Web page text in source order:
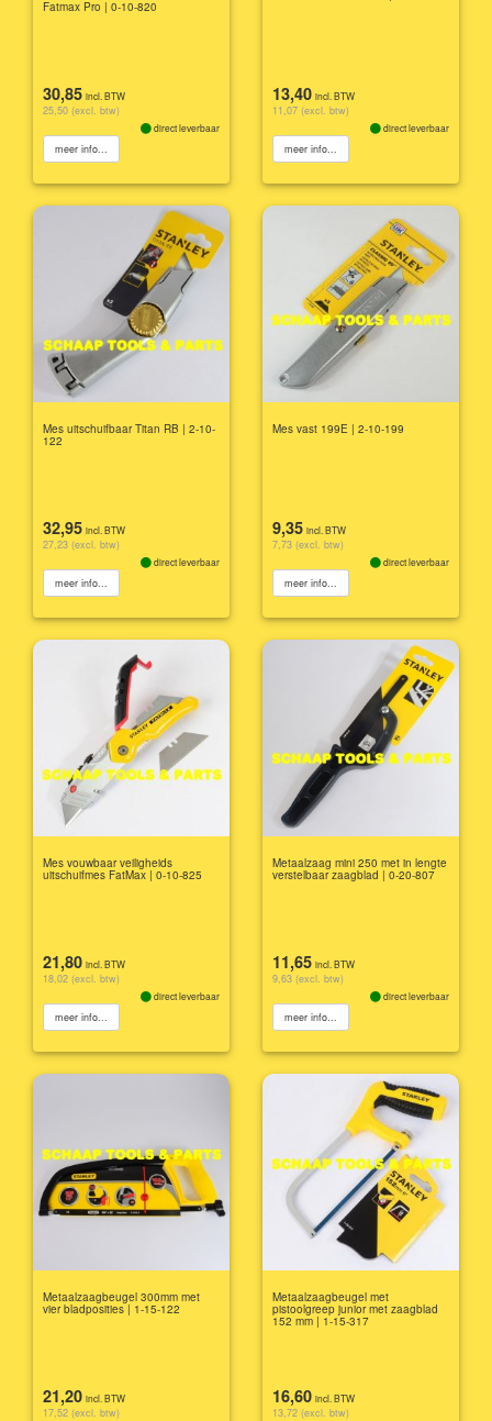
Fatmax Pro | 0-10-820
30,85 incl. BTW
25,50 (excl. btw)
direct leverbaar
meer info...
13,40 incl. BTW
11,07 (excl. btw)
direct leverbaar
meer info...
Mes uitschuifbaar Titan RB | 2-10-
122
32,95 incl. BTW
27,23 (excl. btw)
direct leverbaar
meer info...
Mes vast 199E | 2-10-199
9,35 incl. BTW
7,73 (excl. btw)
direct leverbaar
meer info...
Mes vouwbaar veiligheids
uitschuifmes FatMax | 0-10-825
21,80 incl. BTW
18,02 (excl. btw)
direct leverbaar
meer info...
Metaalzaag mini 250 met in lengte
verstelbaar zaagblad | 0-20-807
11,65 incl. BTW
9,63 (excl. btw)
direct leverbaar
meer info...
Metaalzaagbeugel 300mm met
vier bladposities | 1-15-122
21,20 incl. BTW
17,52 (excl. btw)
Metaalzaagbeugel met
pistoolgreep junior met zaagblad
152 mm | 1-15-317
16,60 incl. BTW
13,72 (excl. btw)